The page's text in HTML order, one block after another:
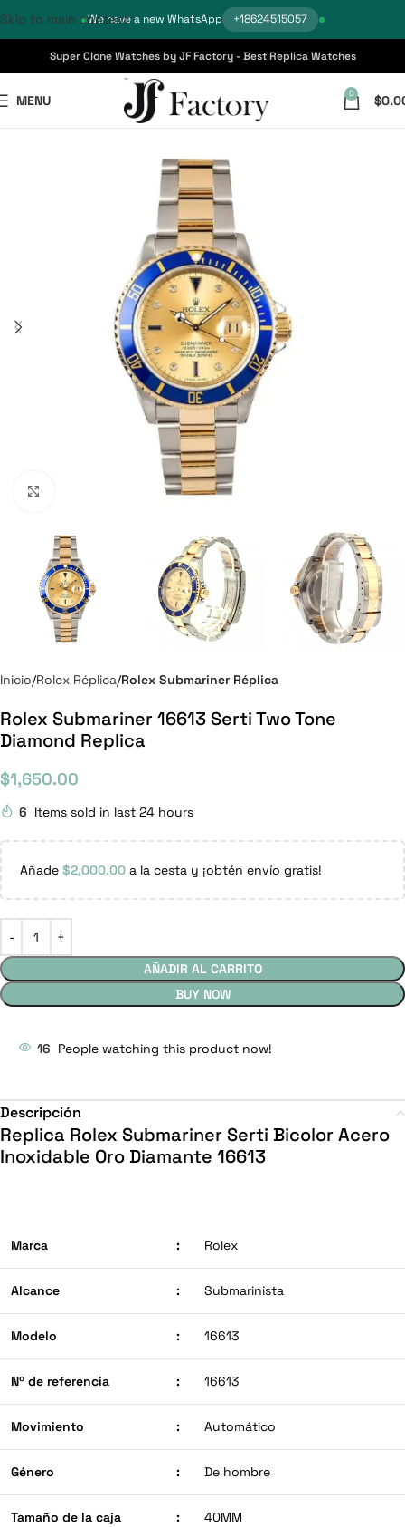
We have a new WhatsApp +18624515057
Skip to main content
Super Clone Watches by JF Factory - Best Replica Watches
MENU 0 $
Inicio Rolex Réplica Rolex Submariner Réplica
Rolex Submariner 16613 Serti Two Tone
Diamond Replica
$1,650.00
6 Items sold in last 24 hours
Añade $2,000.00 a la cesta y ¡obtén envío gratis!
AÑADIR AL CARRITO
BUY NOW
16 People watching this product now!
Descripción
Replica Rolex Submariner Serti Bicolor Acero
Inoxidable Oro Diamante 16613
Marca : Rolex
Alcance : Submarinista
Modelo : 16613
Nº de referencia : 16613
Movimiento : Automático
Género : De hombre
Tamaño de la caja : 40MM